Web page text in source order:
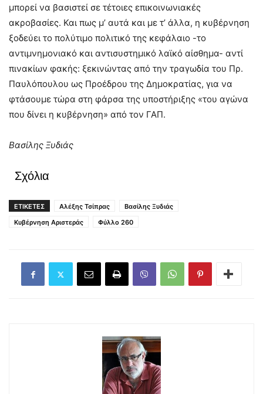
μπορεί να βασιστεί σε τέτοιες επικοινωνιακές
ακροβασίες. Και πως μ’ αυτά και με τ’ άλλα, η κυβέρνηση
ξοδεύει το πολύτιμο πολιτικό της κεφάλαιο -το
αντιμνημονιακό και αντισυστημικό λαϊκό αίσθημα- αντί
πινακίων φακής: ξεκινώντας από την τραγωδία του Πρ.
Παυλόπουλου ως Προέδρου της Δημοκρατίας, για να
φτάσουμε τώρα στη φάρσα της υποστήριξης «του αγώνα
που δίνει η κυβέρνηση» από τον ΓΑΠ.
Βασίλης Ξυδιάς
Σχόλια
ΕΤΙΚΕΤΕΣ Αλέξης Τσίπρας
Βασίλης Ξυδιάς
Κυβέρνηση Αριστεράς
Φύλλο 260